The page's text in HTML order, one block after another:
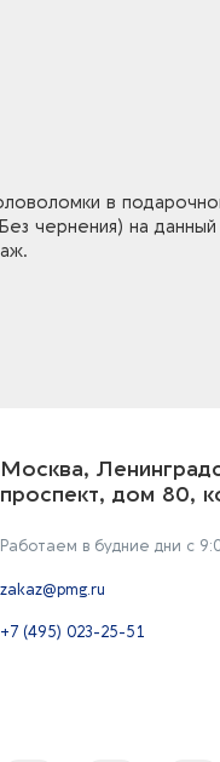
в
чернения) на
Москва,
проспект, дом 80,
Работаем в будние дни с
zakaz@pmg.ru
+7 (495) 023-25-51